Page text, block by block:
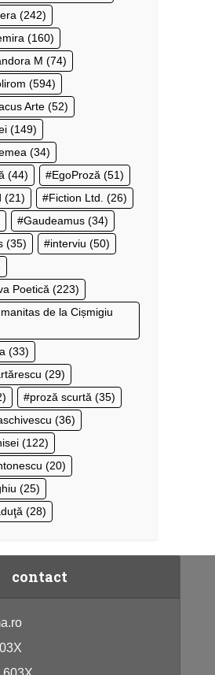
(242)
(160)
M (74)
(594)
Arte (52)
(149)
(34)
(44) EgoProză (51)
(21) Fiction Ltd. (26)
Gaudeamus (34)
(35) interviu (50)
Poetică (223)
de la Cișmigiu
(33)
(29)
proză scurtă (35)
(36)
(122)
(20)
(25)
(28)
contact